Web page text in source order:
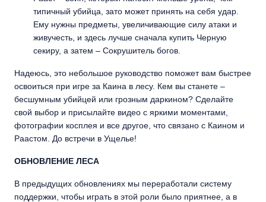
типичный убийца, зато может принять на себя удар.
Ему нужны предметы, увеличивающие силу атаки и
живучесть, и здесь лучше сначала купить Черную
секиру, а затем – Сокрушитель богов.
Надеюсь, это небольшое руководство поможет вам быстрее
освоиться при игре за Каина в лесу. Кем вы станете –
бесшумным убийцей или грозным даркином? Сделайте
свой выбор и присылайте видео с яркими моментами,
фотографии косплея и все другое, что связано с Каином и
Раастом. До встречи в Ущелье!
ОБНОВЛЕНИЕ ЛЕСА
В предыдущих обновлениях мы переработали систему
поддержки, чтобы играть в этой роли было приятнее, а в